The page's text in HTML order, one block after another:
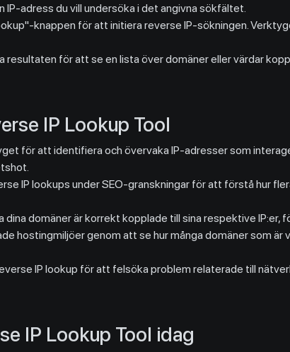
IP-adress du vill undersöka i det angivna sökfältet.
knappen för att initiera reverse IP-sökningen.
resultaten för att se en lista över domäner eller värdar
IP Lookup Tool
för att identifiera och övervaka IP-adresser som
IP lookups under SEO-granskningar för att förstå hur
dina domäner är korrekt kopplade till sina respektive
hostingmiljöer genom att se hur många domäner som
IP lookup för att felsöka problem relaterade till
IP Lookup Tool idag